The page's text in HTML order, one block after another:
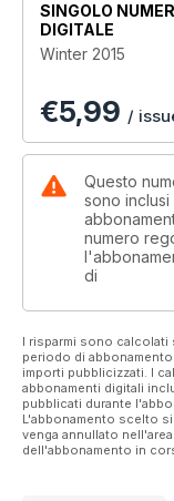
SINGOLO
DIGITALE
Winter 2015
€5,99 /
Questo
sono
numero
di
I risparmi sono
periodo di
importi pubblicizzati. I
abbonamenti digitali
pubblicati durante
L'abbonamento scelto
venga annullato
dell'abbonamento in